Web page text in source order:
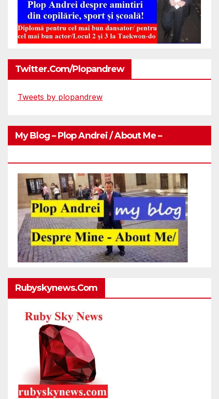
Twitter.com/plopandrew
Tweets by plopandrew
My Blog – Plop Andrei / About Me –
Rubyskynews.com